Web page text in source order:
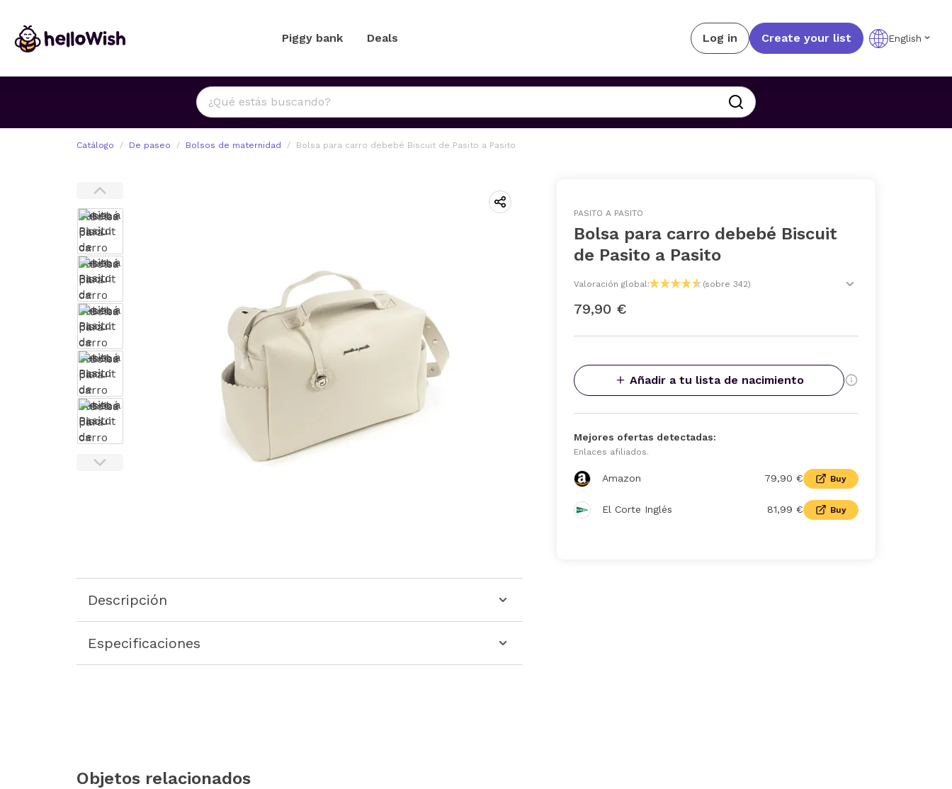
Piggy bank Deals Log in Create your list English
Catálogo De paseo Bolsos de maternidad Bolsa para carro debebé Biscuit de Pasito a Pasito
Descripción
Especificaciones
PASITO A PASITO
Bolsa para carro debebé Biscuit
de Pasito a Pasito
Valoración global: (sobre 342)
79,90 €
Añadir a tu lista de nacimiento
Mejores ofertas detectadas:
Enlaces afiliados.
Amazon 79,90 € Buy
El Corte Inglés 81,99 € Buy
Objetos relacionados